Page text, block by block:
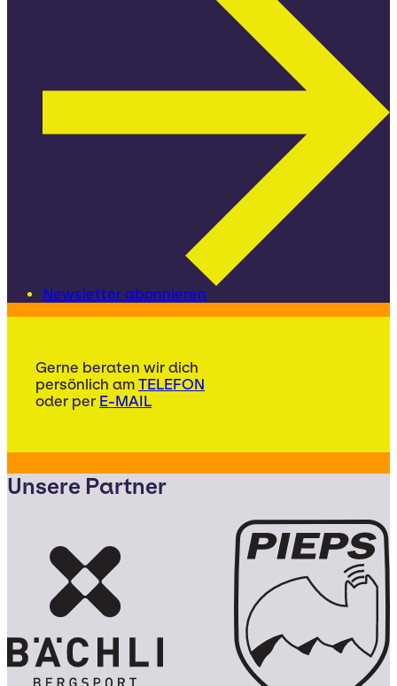
Newsletter abonnieren
Gerne beraten wir dich
persönlich am TELEFON
oder per E-MAIL
Unsere Partner